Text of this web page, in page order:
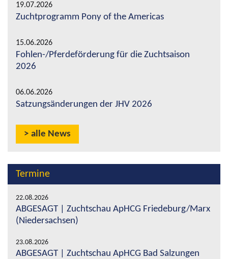
19.07.2026
Zuchtprogramm Pony of the Americas
15.06.2026
Fohlen-/Pferdeförderung für die Zuchtsaison
2026
06.06.2026
Satzungsänderungen der JHV 2026
alle News
Termine
22.08.2026
ABGESAGT | Zuchtschau ApHCG Friedeburg/Marx
(Niedersachsen)
23.08.2026
ABGESAGT | Zuchtschau ApHCG Bad Salzungen